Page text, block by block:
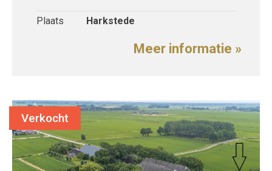
Plaats Harkstede
Meer informatie »
Verkocht